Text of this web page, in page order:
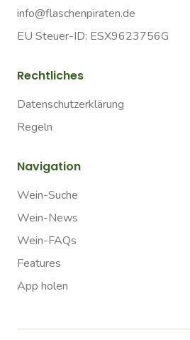
info@flaschenpiraten.de
EU Steuer-ID: ESX9623756G
Rechtliches
Datenschutzerklärung
Regeln
Navigation
Wein-Suche
Wein-News
Wein-FAQs
Features
App holen